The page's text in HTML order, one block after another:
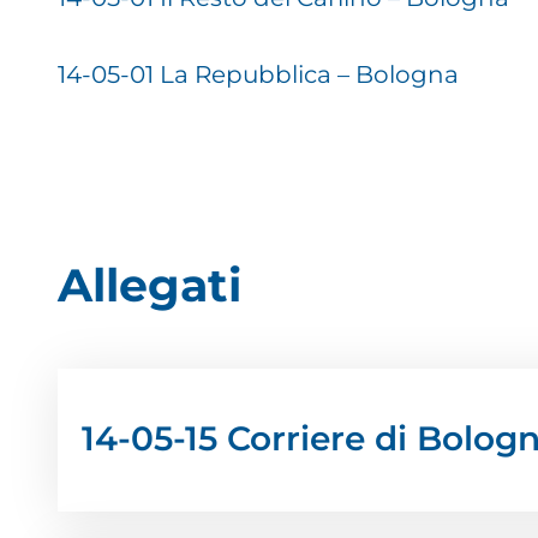
14-05-01 La Repubblica – Bologna
Allegati
14-05-15 Corriere di